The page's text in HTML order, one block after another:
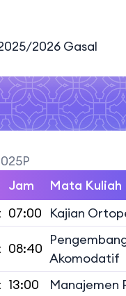
2026 Gasal
Jam
Mata Kuliah
07:00 Kajian
08:40
Akomodatif
13:00
Manajemen